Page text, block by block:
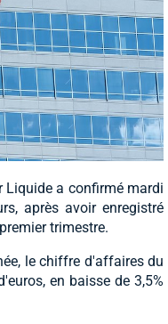
Liquide a confirmé mardi
après avoir enregistré
trimestre.
le chiffre d'affaires du
en baisse de 3,5%